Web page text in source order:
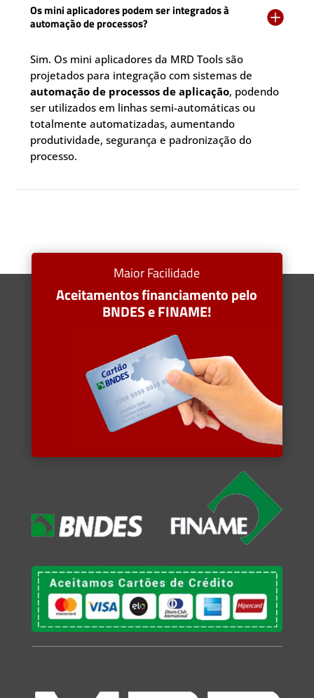
Os mini aplicadores podem ser integrados à
automação de processos?

Sim. Os mini aplicadores da MRD Tools são
projetados para integração com sistemas de
automação de processos de aplicação, podendo
ser utilizados em linhas semi-automáticas ou
totalmente automatizadas, aumentando
produtividade, segurança e padronização do
processo.
Maior Facilidade
Aceitamentos financiamento pelo
BNDES e FINAME!